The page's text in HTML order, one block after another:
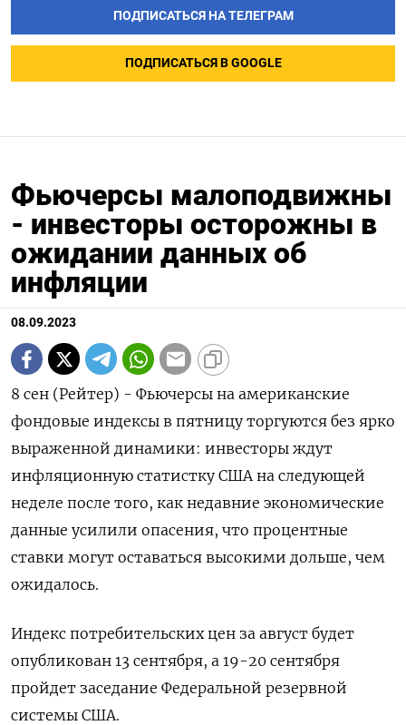
ПОДПИСАТЬСЯ НА ТЕЛЕГРАМ
ПОДПИСАТЬСЯ В GOOGLE
Фьючерсы малоподвижны
- инвесторы осторожны в
ожидании данных об
инфляции
08.09.2023
8 сен (Рейтер) - Фьючерсы на американские
фондовые индексы в пятницу торгуются без ярко
выраженной динамики: инвесторы ждут
инфляционную статистку США на следующей
неделе после того, как недавние экономические
данные усилили опасения, что процентные
ставки могут оставаться высокими дольше, чем
ожидалось.
Индекс потребительских цен за август будет
опубликован 13 сентября, а 19-20 сентября
пройдет заседание Федеральной резервной
системы США.